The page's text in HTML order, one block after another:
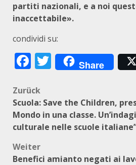
partiti nazionali, e a noi
inaccettabile».
condividi su:
Facebook
Twitter
Share
Beitragsnavigation
Zurück
Scuola: Save the Children,
Mondo in una classe.
culturale nelle scuole
Weiter
Benefici amianto negati ai